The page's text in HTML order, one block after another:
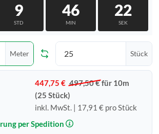
9
STD
46
MIN
21
SEK
Meter Stück
447,75 € 497,50 €für 10m
(25 Stück)
inkl. MwSt. | 17,91 € pro Stück
per Spedition